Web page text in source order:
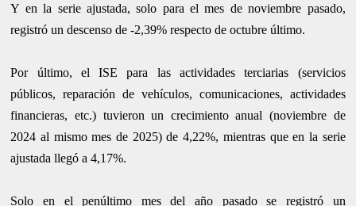
Y en la serie ajustada, solo para el mes de noviembre pasado,
registró un descenso de -2,39% respecto de octubre último.
Por último, el ISE para las actividades terciarias (servicios
públicos, reparación de vehículos, comunicaciones, actividades
financieras, etc.) tuvieron un crecimiento anual (noviembre de
2024 al mismo mes de 2025) de 4,22%, mientras que en la serie
ajustada llegó a 4,17%.
Solo en el penúltimo mes del año pasado se registró un